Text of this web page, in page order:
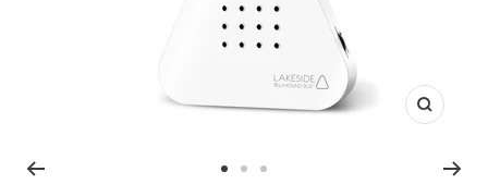
Zoom